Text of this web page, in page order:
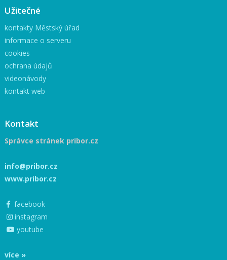
Užitečné
kontakty Městský úřad
informace o serveru
cookies
ochrana údajů
videonávody
kontakt web
Kontakt
Správce stránek pribor.cz
info@pribor.cz
www.pribor.cz
facebook
instagram
youtube
více »